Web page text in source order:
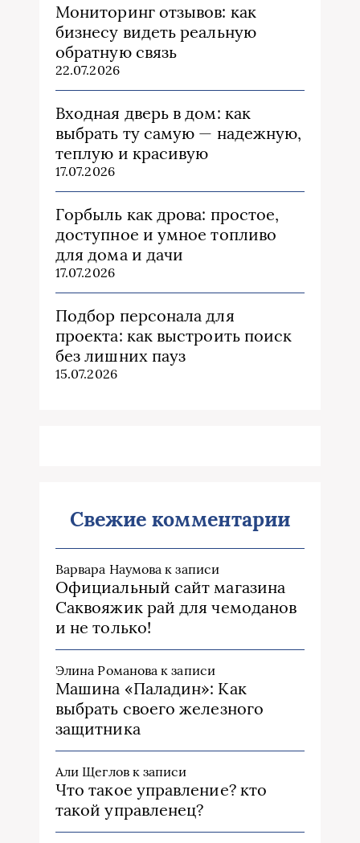
Мониторинг отзывов: как
бизнесу видеть реальную
обратную связь
22.07.2026
Входная дверь в дом: как
выбрать ту самую — надежную,
теплую и красивую
17.07.2026
Горбыль как дрова: простое,
доступное и умное топливо
для дома и дачи
17.07.2026
Подбор персонала для
проекта: как выстроить поиск
без лишних пауз
15.07.2026
Свежие комментарии
Варвара Наумова к записи
Официальный сайт магазина
Саквояжик рай для чемоданов
и не только!
Элина Романова к записи
Машина «Паладин»: Как
выбрать своего железного
защитника
Али Щегловк записи
Что такое управление? кто
такой управленец?